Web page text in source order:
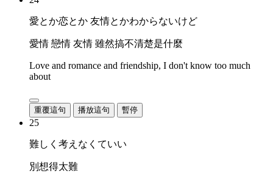
愛とか恋とか 友情とかわからないけど
愛情 戀情 友情 雖然搞不清楚是什麼
Love and romance and friendship, I don't know too much
about
重覆這句 播放這句 暫停
25
難しく考えなくていい
別想得太難